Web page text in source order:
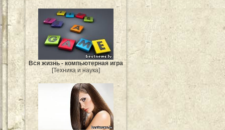
Вся жизнь - компьютерная игра
[Техника и наука]